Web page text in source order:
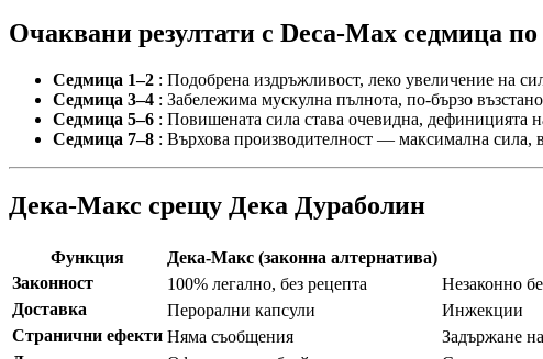
Очаквани резултати с Deca-Max седмица
Седмица 1–2 : Подобрена издръжливост, леко увеличение на
Седмица 3–4 : Забележима мускулна пълнота, по-бързо
Седмица 5–6 : Повишената сила става очевидна, дефиницията
Седмица 7–8 : Върхова производителност — максимална сила,
Дека-Макс срещу Дека Дураболин
Функция Дека-Макс (законна алтернатива)
Законност
100% легално, без рецепта
Незаконно
Доставка
Перорални капсули
Инжекции
Странични ефекти Няма съобщения
Задържане